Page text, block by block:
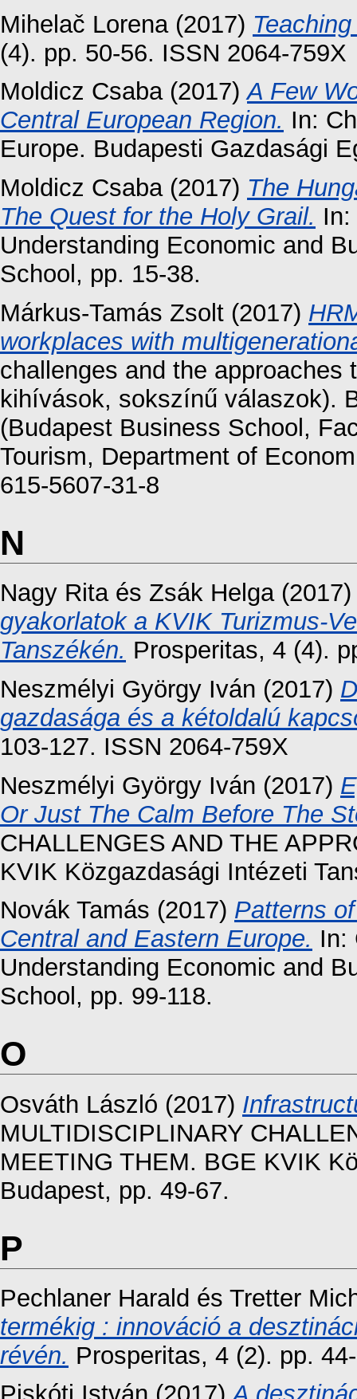
Mihelač Lorena(2017)
(4). pp. 50-56. ISSN 2064-759X
Moldicz Csaba(2017)A Few
Central European Region. In:
Europe. Budapesti Gazdasági
Moldicz Csaba(2017) The
The Quest for the Holy Grail.
Understanding Economic and
School, pp. 15-38.
Márkus-Tamás Zsolt (2017)
workplaces with
challenges and the
kihívások, sokszínű válaszok).
(Budapest Business School,
Tourism, Department of
615-5607-31-8
N
Nagy Ritaés Zsák Helga
gyakorlatok a KVIK Turizmus-
Tanszékén. Prosperitas, 4 (4).
Neszmélyi György Iván (2017)
gazdasága és a kétoldalú
103-127. ISSN 2064-759X
Neszmélyi György Iván (2017)
Or Just The Calm Before The
CHALLENGES AND THE
KVIK Közgazdasági Intézeti
Novák Tamás (2017) Patterns
Central and Eastern Europe. In:
Understanding Economic and
School, pp. 99-118.
O
Osváth László (2017)
MULTIDISCIPLINARY
MEETING THEM. BGE KVIK
Budapest, pp. 49-67.
P
Pechlaner Harald és Tretter
termékig : innováció a
révén. Prosperitas, 4 (2). pp.